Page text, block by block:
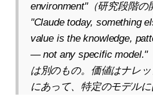
environment"（研究段階の
"Claude today, something
value is the knowledge,
— not any specific model."
は別のもの。価値はナレ
にあって、特定のモデルに